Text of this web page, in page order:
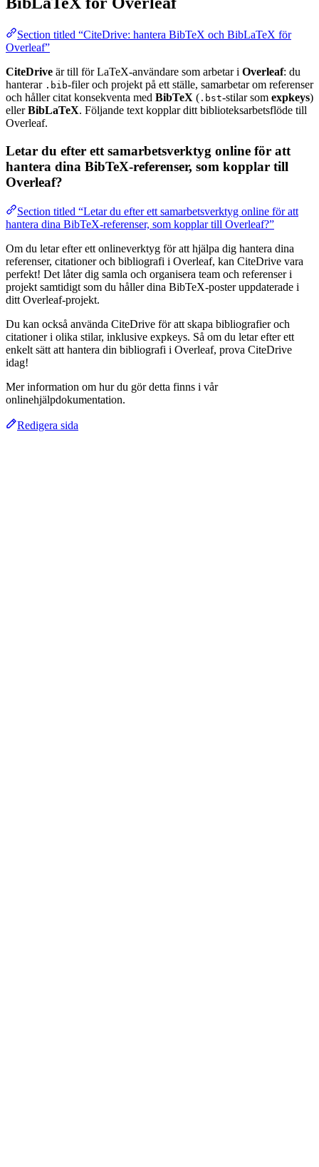
Section titled “CiteDrive: hantera BibTeX och BibLaTeX för
Overleaf”
CiteDrive är till för LaTeX-användare som arbetar i Overleaf: du
hanterar .bib-filer och projekt på ett ställe, samarbetar om referenser
och håller citat konsekventa med BibTeX ( .bst-stilar som expkeys)
ellerBibLaTeX. Följande text kopplar ditt biblioteksarbetsflöde till
Overleaf.
Letar du efter ett samarbetsverktyg online för att
hantera dina BibTeX-referenser, som kopplar till
Overleaf?
Section titled “Letar du efter ett samarbetsverktyg online för att
hantera dina BibTeX-referenser, som kopplar till Overleaf?”
Om du letar efter ett onlineverktyg för att hjälpa dig hantera dina
referenser, citationer och bibliografi i Overleaf, kan CiteDrive vara
perfekt! Det låter dig samla och organisera team och referenser i
projekt samtidigt som du håller dina BibTeX-poster uppdaterade i
ditt Overleaf-projekt.
Du kan också använda CiteDrive för att skapa bibliografier och
citationer i olika stilar, inklusive expkeys. Så om du letar efter ett
enkelt sätt att hantera din bibliografi i Overleaf, prova CiteDrive
idag!
Mer information om hur du gör detta finns i vår
onlinehjälpdokumentation.
Redigera sida